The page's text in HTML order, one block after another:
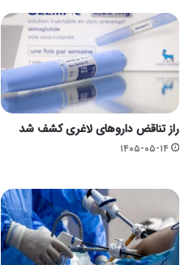
راز تناقض داروهای لاغری کشف شد
۱۴۰۵-۰۵-۱۴